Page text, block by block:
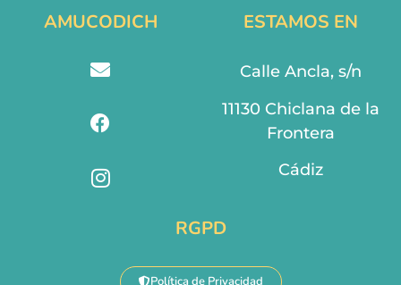
AMUCODICH ESTAMOS EN
Calle Ancla, s/n
11130 Chiclana de la
Frontera
Cádiz
RGPD
Política de Privacidad